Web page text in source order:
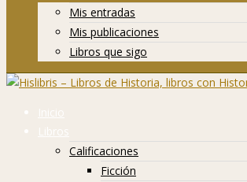
Mis entradas
Mis publicaciones
Libros que sigo
Inicio
Libros
Calificaciones
Ficción